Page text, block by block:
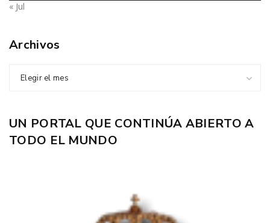
« Jul
Archivos
Elegir el mes
UN PORTAL QUE CONTINÚA ABIERTO A
TODO EL MUNDO